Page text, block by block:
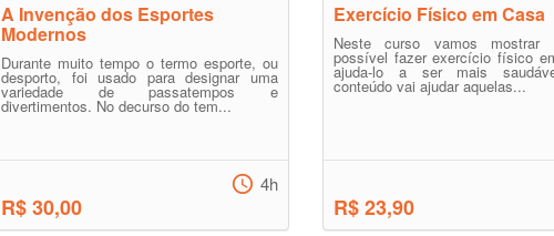
A Invenção dos Esportes
Modernos
Durante muito tempo o termo esporte, ou
desporto, foi usado para designar uma
variedade de passatempos e
divertimentos. No decurso do tem...
R$ 30,00
4h
Exercício Físico em Casa
Neste curso vamos mostrar
possível fazer exercício físico
ajuda-lo a ser mais
conteúdo vai ajudar aquelas...
R$ 23,90